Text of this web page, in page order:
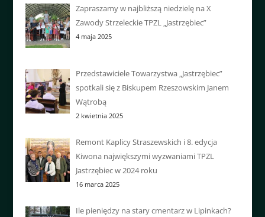
Zapraszamy w najbliższą niedzielę na X
Zawody Strzeleckie TPZL „Jastrzębiec”
4 maja 2025
Przedstawiciele Towarzystwa „Jastrzębiec”
spotkali się z Biskupem Rzeszowskim Janem
Wątrobą
2 kwietnia 2025
Remont Kaplicy Straszewskich i 8. edycja
Kiwona największymi wyzwaniami TPZL
Jastrzębiec w 2024 roku
16 marca 2025
Ile pieniędzy na stary cmentarz w Lipinkach?